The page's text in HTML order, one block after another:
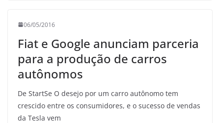
06/05/2016
Fiat e Google anunciam parceria
para a produção de carros
autônomos
De StartSe O desejo por um carro autônomo tem
crescido entre os consumidores, e o sucesso de vendas
da Tesla vem